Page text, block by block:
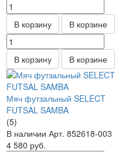
В корзину В корзине
В корзину В корзине
Мяч футзальный SELECT
FUTSAL SAMBA
(5)
В наличии Арт. 852618-003
4 580 руб.